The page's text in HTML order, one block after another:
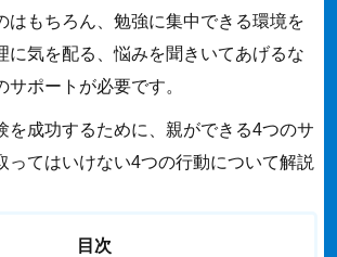
はもちろん、勉強に集中できる環境を
に気を配る、悩みを聞きいてあげるな
サポートが必要です。
を成功するために、親ができる4つのサ
ってはいけない4つの行動について解説
目次